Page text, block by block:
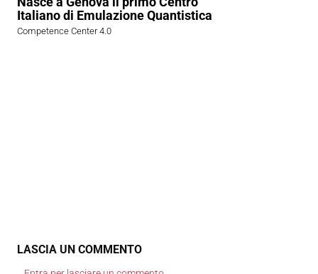
Italiano di Emulazione Quantistica
Competence Center 4.0
LASCIA UN COMMENTO